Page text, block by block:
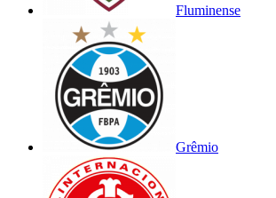
Fluminense
Grêmio